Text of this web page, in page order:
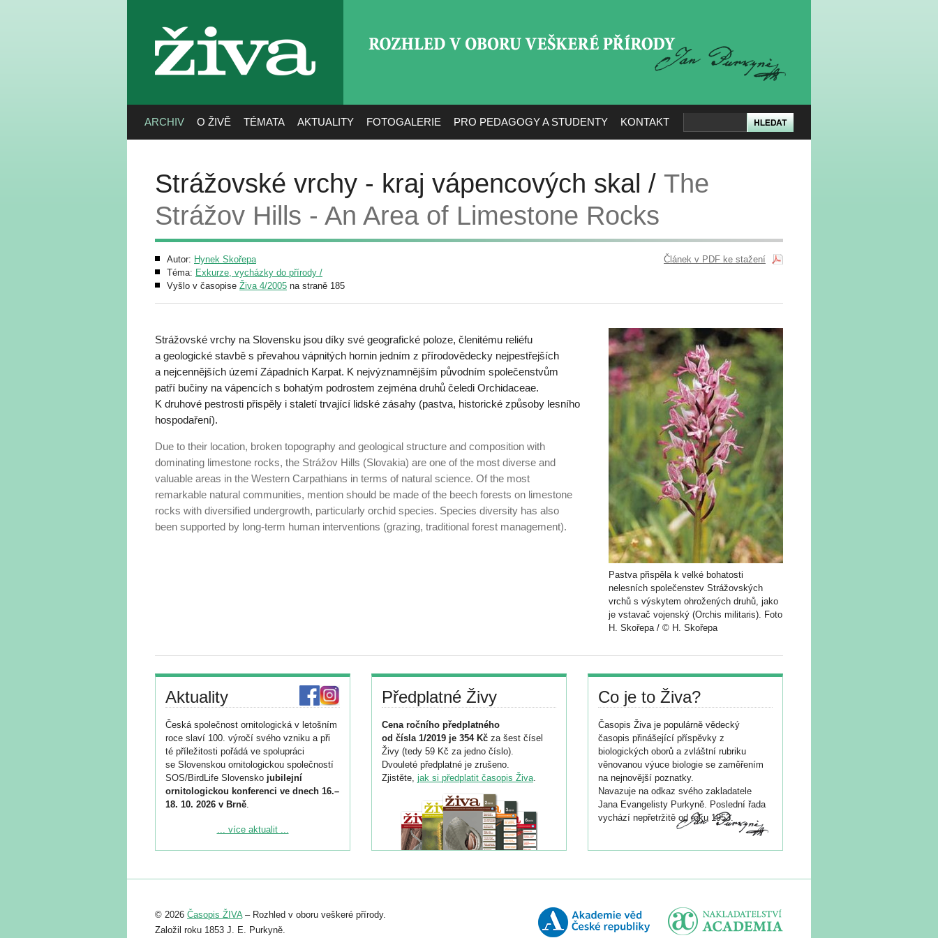
živa
ARCHIV O ŽIVĚ TÉMATA AKTUALITY FOTOGALERIE PRO PEDAGOGY A STUDENTY KONTAKT
Strážovské vrchy - kraj vápencových skal / The
Strážov Hills - An Area of Limestone Rocks
Autor: Hynek Skořepa
Téma: Exkurze, vycházky do přírody /
Vyšlo v časopise Živa 4/2005 na straně 185
Článek v PDF ke stažení
Strážovské vrchy na Slovensku jsou díky své geografické poloze, členitému reliéfu
a geologické stavbě s převahou vápnitých hornin jedním z přírodovědecky nejpestřejších
a nejcennějších území Západních Karpat. K nejvýznamnějším původním společenstvům
patří bučiny na vápencích s bohatým podrostem zejména druhů čeledi Orchidaceae.
K druhové pestrosti přispěly i staletí trvající lidské zásahy (pastva, historické způsoby lesního
hospodaření).
Due to their location, broken topography and geological structure and composition with
dominating limestone rocks, the Strážov Hills (Slovakia) are one of the most diverse and
valuable areas in the Western Carpathians in terms of natural science. Of the most
remarkable natural communities, mention should be made of the beech forests on limestone
rocks with diversified undergrowth, particularly orchid species. Species diversity has also
been supported by long-term human interventions (grazing, traditional forest management).
Pastva přispěla k velké bohatosti
nelesních společenstev Strážovských
vrchů s výskytem ohrožených druhů, jako
je vstavač vojenský (Orchis militaris). Foto
H. Skořepa / © H. Skořepa
Aktuality
Česká společnost ornitologická v letošním
roce slaví 100. výročí svého vzniku a při
té příležitosti pořádá ve spolupráci
se Slovenskou ornitologickou společností
SOS/BirdLife Slovensko jubilejní
ornitologickou konferenci ve dnech 16.–
18. 10. 2026 v Brně.
Podrobnější informace ke konferenci
Registrovat se můžete do 6. září.
abstraktu přihlášené přednášky nebo
posteru je už 30. června.
... více aktualit ...
Předplatné Živy
Cena ročního předplatného
od čísla 1/2019 je 354 Kč za šest čísel
Živy (tedy 59 Kč za jedno číslo).
Dvouleté předplatné je zrušeno.
Zjistěte, jak si předplatit časopis Živa.
Co je to Živa?
Časopis Živa je populárně vědecký
časopis přinášející příspěvky z
biologických oborů a zvláštní rubriku
věnovanou výuce biologie se zaměřením
na nejnovější poznatky.
Navazuje na odkaz svého zakladatele
Jana Evangelisty Purkyně. Poslední řada
vychází nepřetržitě od roku 1953.
© 2026 Časopis ŽIVA– Rozhled v oboru veškeré přírody.
Založil roku 1853 J. E. Purkyně.